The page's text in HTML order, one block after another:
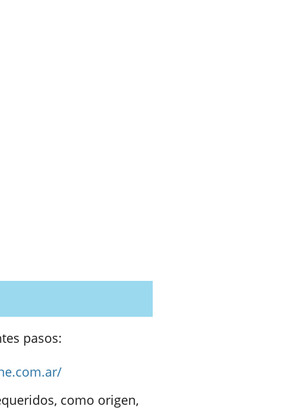
pasos:
como origen,